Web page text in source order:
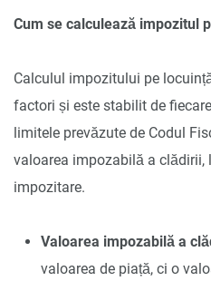
Cum se calculează impozitul
Calculul impozitului pe
factori și este stabilit de
limitele prevăzute de Codul
valoarea impozabilă a clădirii,
impozitare.
Valoarea impozabilă a
valoarea de piață, ci o